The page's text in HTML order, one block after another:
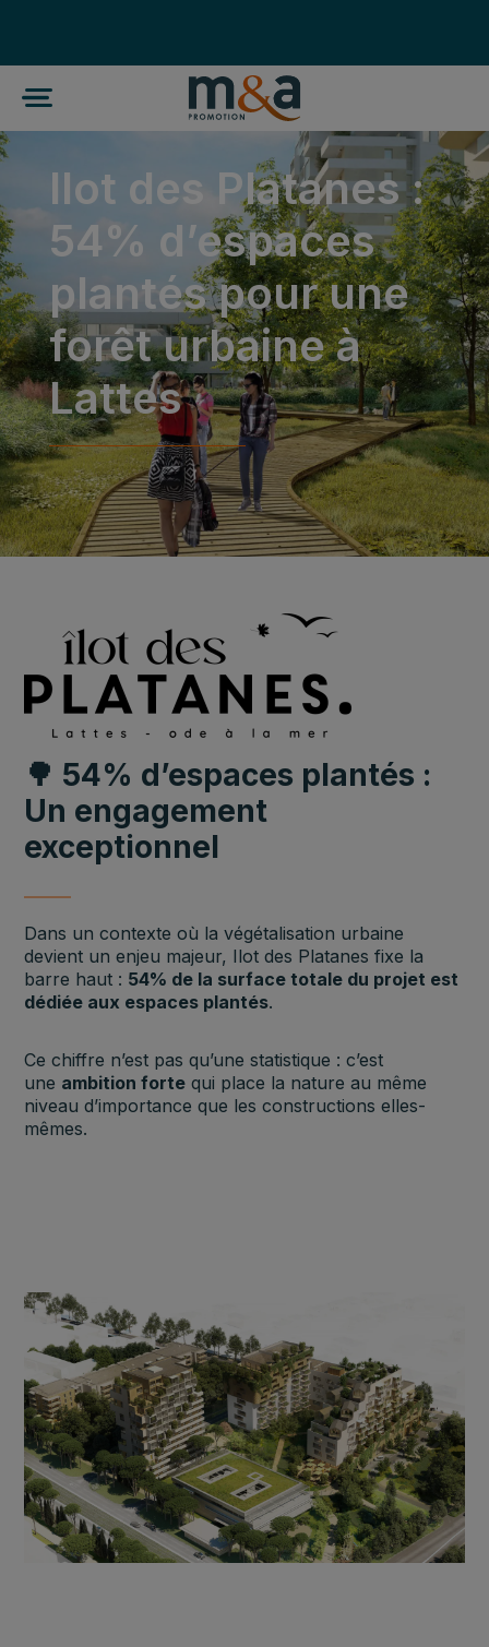
Ilot des Platanes :
54% d’espaces
plantés pour une
forêt urbaine à
Lattes
🌳 54% d’espaces plantés :
Un engagement
exceptionnel
Dans un contexte où la végétalisation urbaine
devient un enjeu majeur, Ilot des Platanes fixe la
barre haut : 54% de la surface totale du projet est
dédiée aux espaces plantés.
Ce chiffre n’est pas qu’une statistique : c’est
une ambition forte qui place la nature au même
niveau d’importance que les constructions elles-
mêmes.